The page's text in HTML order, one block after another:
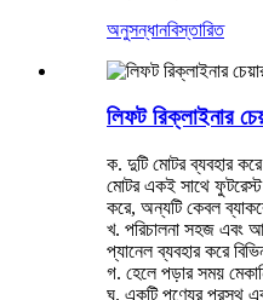
অনুসন্ধানবিস্তারিত
লিফট রিক্লাইনার
ক. দুটি মোটর ব্যবহার
মোটর একই সাথে
করে, অন্যটি কেবল
খ. পরিচালনা সহজ এবং
প্যানেল ব্যবহার করে
গ. হেলে পড়ার সময়
ঘ. একটি পণ্যের প্রস্থ